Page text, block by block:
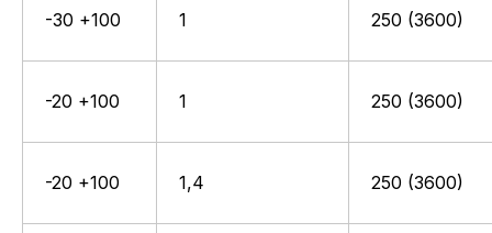
-30 +100 1 250 (3600)
-20 +100 1 250 (3600)
-20 +100 1,4 250 (3600)
ДОПУСКИ НА РАЗМЕРЫ ПОСАДОЧНОГО
D H9
СЛЕДУЮЩИЕ ДАННЫЕ ВАЖНО
D диаметр цилиндра
d внутренний диаметр канавки